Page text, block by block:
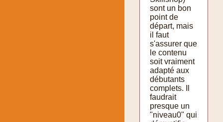
sont un bon
point de
départ, mais
il faut
s'assurer que
le contenu
soit vraiment
adapté aux
débutants
complets. Il
faudrait
presque un
"niveau0" qui